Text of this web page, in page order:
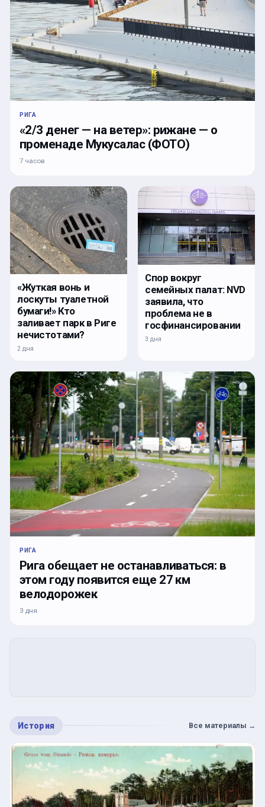
РИГА
«2/3 денег — на ветер»: рижане — о
променаде Мукусалас (ФОТО)
7 часов
«Жуткая вонь и
лоскуты туалетной
бумаги!» Кто
заливает парк в Риге
нечистотами?
2 дня
Спор вокруг
семейных палат: NVD
заявила, что
проблема не в
госфинансировании
3 дня
РИГА
Рига обещает не останавливаться: в
этом году появится еще 27 км
велодорожек
3 дня
История Все материалы →